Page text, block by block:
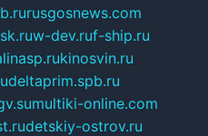
rusgosnews.com
w-dev.ruf-ship.ru
kinosvin.ru
deltaprim.spb.ru
multiki-online.com
detskiy-ostrov.ru